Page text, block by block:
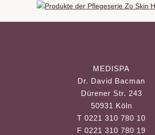
MEDISPA
Dr. David Bacman
Dürener Str. 243
50931 Köln
T 0221 310 780 10
F 0221 310 780 19